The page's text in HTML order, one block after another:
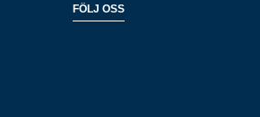
FÖLJ OSS